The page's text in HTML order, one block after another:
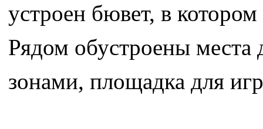
устроен бювет, в
Рядом обустроены места
зонами, площадка для